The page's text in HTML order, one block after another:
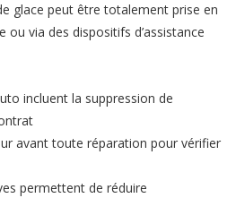
glace peut être totalement prise en
ou via des dispositifs d’assistance
incluent la suppression de
avant toute réparation pour vérifier
permettent de réduire